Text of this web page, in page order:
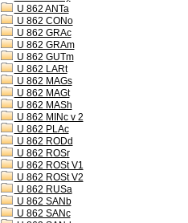
U 862 ANTa
U 862 CONo
U 862 GRAc
U 862 GRAm
U 862 GUTm
U 862 LARt
U 862 MAGs
U 862 MAGt
U 862 MASh
U 862 MINc v 2
U 862 PLAc
U 862 RODd
U 862 ROSr
U 862 ROSt V1
U 862 ROSt V2
U 862 RUSa
U 862 SANb
U 862 SANc